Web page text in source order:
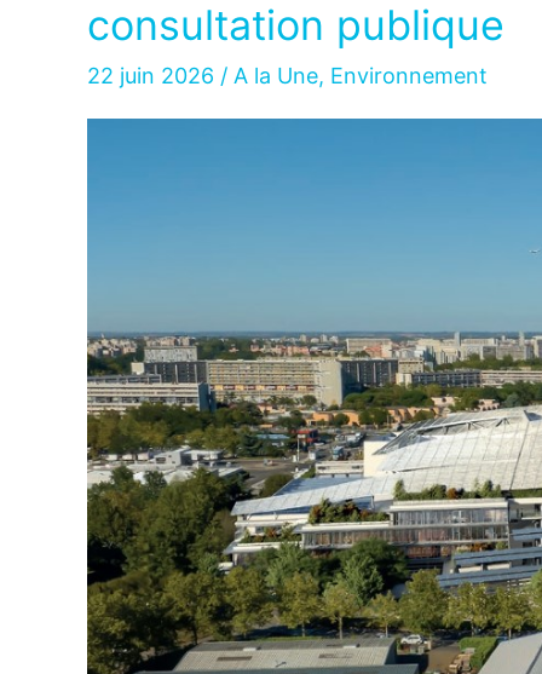
consultation publique
22 juin 2026 / A la Une, Environnement